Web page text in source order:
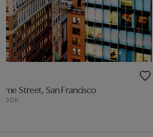
Street, San Francisco